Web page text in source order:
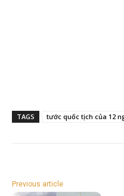
TAGS tước quốc tịch của 12
Previous article